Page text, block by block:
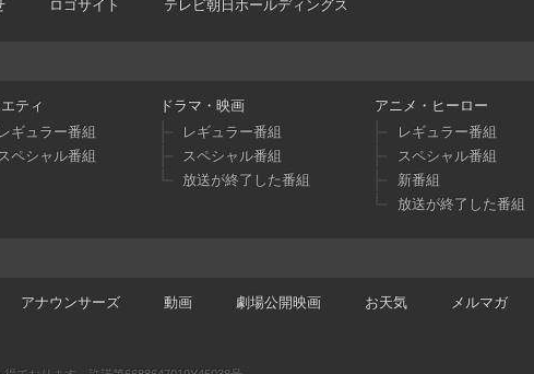
ロゴサイト テレビ朝日ホールディングス
ティ
レギュラー番組
ペシャル番組
ドラマ・映画
レギュラー番組
スペシャル番組
放送が終了した番組
アニメ・ヒーロー
レギュラー番組
スペシャル番組
新番組
放送が終了した番組
アナウンサーズ 動画 劇場公開映画 お天気 メルマガ